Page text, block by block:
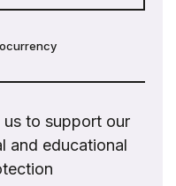
to support our
and educational